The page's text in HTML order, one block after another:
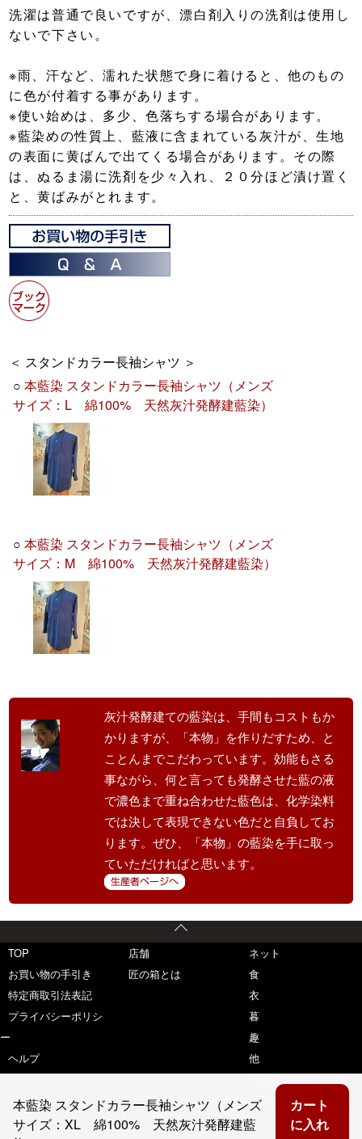
洗濯は普通で良いですが、漂白剤入りの洗剤は使用し
ないで下さい。
※雨、汗など、濡れた状態で身に着けると、他のもの
に色が付着する事があります。
※使い始めは、多少、色落ちする場合があります。
※藍染めの性質上、藍液に含まれている灰汁が、生地
の表面に黄ばんで出てくる場合があります。その際
は、ぬるま湯に洗剤を少々入れ、２０分ほど漬け置く
と、黄ばみがとれます。
＜ スタンドカラー長袖シャツ ＞
○本藍染 スタンドカラー長袖シャツ（メンズ
サイズ：L 綿100% 天然灰汁発酵建藍染）
○本藍染 スタンドカラー長袖シャツ（メンズ
サイズ：M 綿100% 天然灰汁発酵建藍染）
灰汁発酵建ての藍染は、手間もコストもか
かりますが、「本物」を作りだすため、と
ことんまでこだわっています。効能もさる
事ながら、何と言っても発酵させた藍の液
で濃色まで重ね合わせた藍色は、化学染料
では決して表現できない色だと自負してお
ります。ぜひ、「本物」の藍染を手に取っ
ていただければと思います。
本藍染 スタンドカラー長袖シャツ（メンズ
サイズ：XL 綿100% 天然灰汁発酵建藍
カート
に入れ
TOP
お買い物の手引き
特定商取引法表記
プライバシーポリシ
ー
ヘルプ
店舗
匠の箱とは
ネット
食
衣
暮
趣
他
生産者一覧